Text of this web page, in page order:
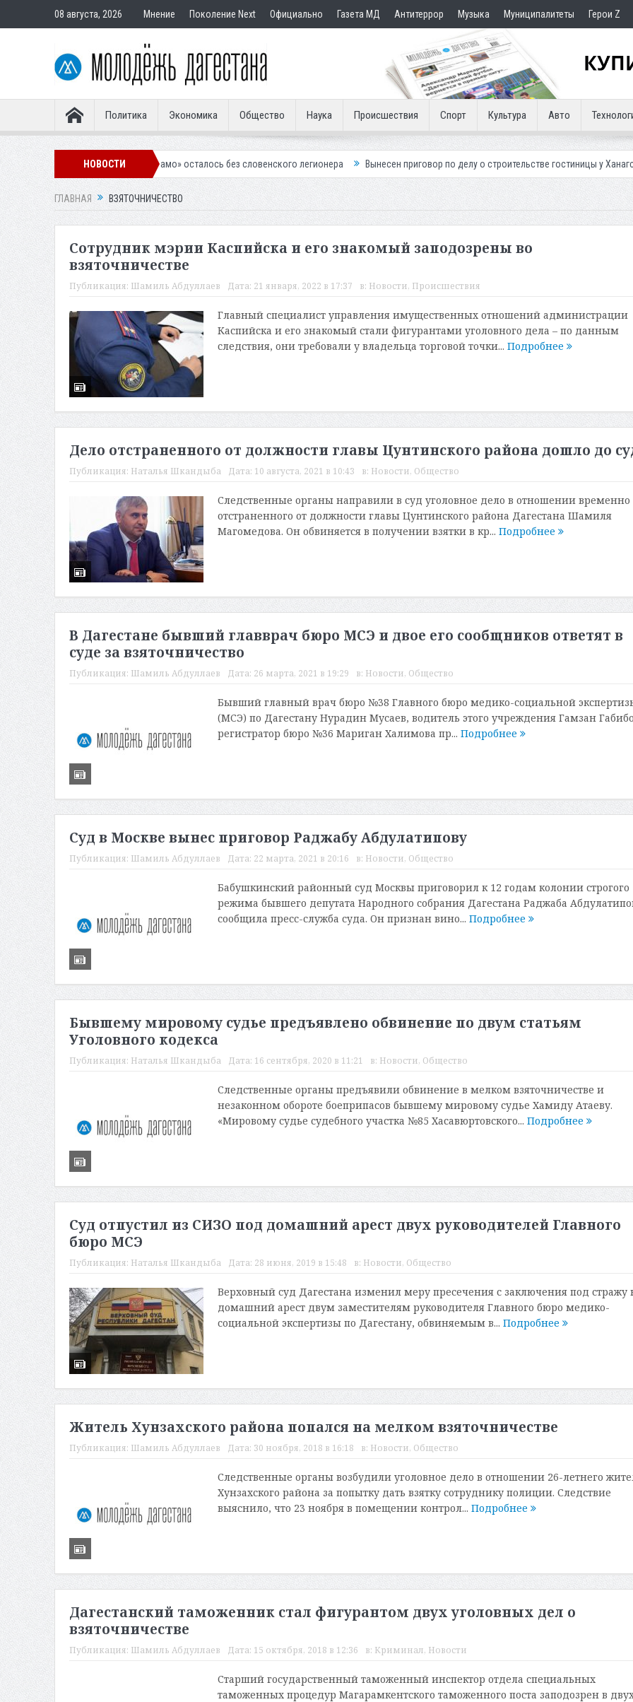
08 августа, 2026 Мнение Поколение Next Официально Газета МД Антитеррор Музыка Муниципалитеты Герои Z
Политика Экономика Общество Наука Происшествия Спорт Культура Авто
НОВОСТИ
Махачкалинское «Динамо» осталось без словенского легионера Вынесен приговор по делу о строительстве гостиницы у Ханагского
ГЛАВНАЯ ВЗЯТОЧНИЧЕСТВО
Сотрудник мэрии Каспийска и его знакомый заподозрены во
взяточничестве
Публикация: Шамиль Абдуллаев Дата: 21 января, 2022 в 17:37 в: Новости, Происшествия
Главный специалист управления имущественных отношений администрации
Каспийска и его знакомый стали фигурантами уголовного дела – по данным
следствия, они требовали у владельца торговой точки... Подробнее
Дело отстраненного от должности главы Цунтинского района дошло до
Публикация: Наталья Шкандыба Дата: 10 августа, 2021 в 10:43 в: Новости, Общество
Следственные органы направили в суд уголовное дело в отношении временно
отстраненного от должности главы Цунтинского района Дагестана Шамиля
Магомедова. Он обвиняется в получении взятки в кр... Подробнее
В Дагестане бывший главврач бюро МСЭ и двое его сообщников ответят в
суде за взяточничество
Публикация: Шамиль Абдуллаев Дата: 26 марта, 2021 в 19:29 в: Новости, Общество
Бывший главный врач бюро №38 Главного бюро медико-социальной
(МСЭ) по Дагестану Нурадин Мусаев, водитель этого учреждения Гамзан
регистратор бюро №36 Мариган Халимова пр... Подробнее
Суд в Москве вынес приговор Раджабу Абдулатипову
Публикация: Шамиль Абдуллаев Дата: 22 марта, 2021 в 20:16 в: Новости, Общество
Бабушкинский районный суд Москвы приговорил к 12 годам колонии строгого
режима бывшего депутата Народного собрания Дагестана Раджаба
сообщила пресс-служба суда. Он признан вино... Подробнее
Бывшему мировому судье предъявлено обвинение по двум статьям
Уголовного кодекса
Публикация: Наталья Шкандыба Дата: 16 сентября, 2020 в 11:21 в: Новости, Общество
Следственные органы предъявили обвинение в мелком взяточничестве и
незаконном обороте боеприпасов бывшему мировому судье Хамиду Атаеву.
«Мировому судье судебного участка №85 Хасавюртовского... Подробнее
Суд отпустил из СИЗО под домашний арест двух руководителей Главного
бюро МСЭ
Публикация: Наталья Шкандыба Дата: 28 июня, 2019 в 15:48 в: Новости, Общество
Верховный суд Дагестана изменил меру пресечения с заключения под стражу
домашний арест двум заместителям руководителя Главного бюро медико-
социальной экспертизы по Дагестану, обвиняемым в... Подробнее
Житель Хунзахского района попался на мелком взяточничестве
Публикация: Шамиль Абдуллаев Дата: 30 ноября, 2018 в 16:18 в: Новости, Общество
Следственные органы возбудили уголовное дело в отношении 26-летнего
Хунзахского района за попытку дать взятку сотруднику полиции. Следствие
выяснило, что 23 ноября в помещении контрол... Подробнее
Дагестанский таможенник стал фигурантом двух уголовных дел о
взяточничестве
Публикация: Шамиль Абдуллаев Дата: 15 октября, 2018 в 12:36 в: Криминал, Новости
Старший государственный таможенный инспектор отдела специальных
таможенных процедур Магарамкентского таможенного поста заподозрен в